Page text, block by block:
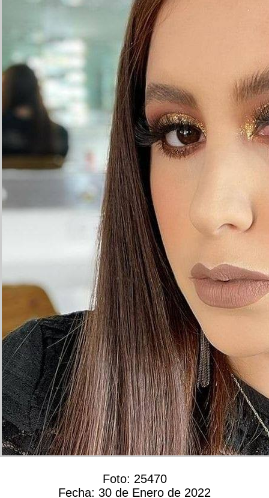
Foto: 25470
Fecha: 30 de Enero de 2022